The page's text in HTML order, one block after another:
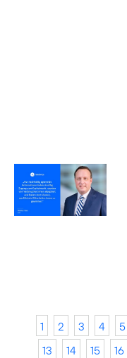
1 2 3 4 5
13
14 15 16